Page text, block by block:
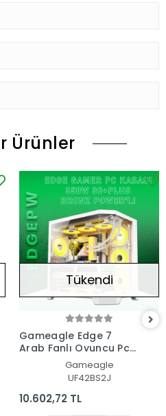
Ürünler
Tükendi
Gameagle Edge 7
Argb Fanlı Oyuncu Pc
Kasası 850W 80+ Plus
Bronz Modüler Power'lı
Gameagle
UF42BS2J
10.602,72 TL